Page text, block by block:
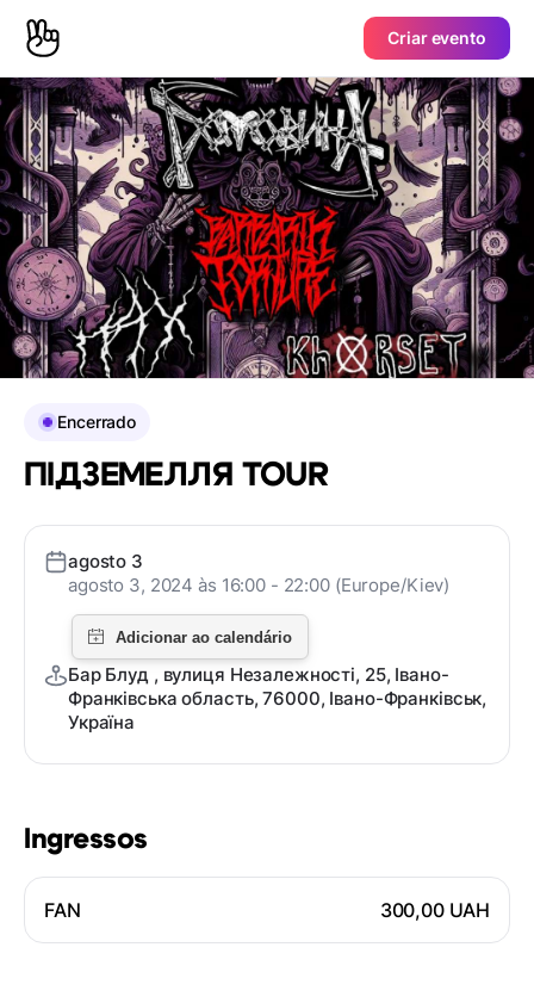
Criar evento
Ingressos
FAN 300,00 UAH
Encerrado
ПІДЗЕМЕЛЛЯ TOUR
agosto 3
agosto 3, 2024 às 16:00 - 22:00 (Europe/Kiev)
Бар Блуд , вулиця Незалежності, 25, Івано-
Франківська область, 76000, Івано-Франківськ,
Україна